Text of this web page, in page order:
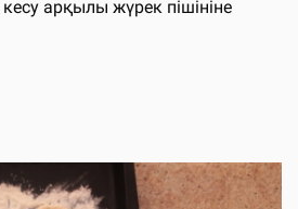
арқылы жүрек пішініне